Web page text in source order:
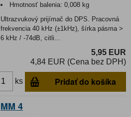
Hmotnosť balenia:0,008 kg
Ultrazvukový prijímač do DPS. Pracovná
frekvencia 40 kHz (±1kHz), šírka pásma >
6 kHz / -74dB, citli...
5,95 EUR
4,84 EUR (Cena bez DPH)
ks Pridať do košíka
MM 4